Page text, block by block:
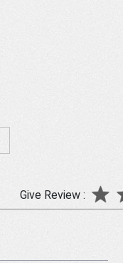
Give Review :